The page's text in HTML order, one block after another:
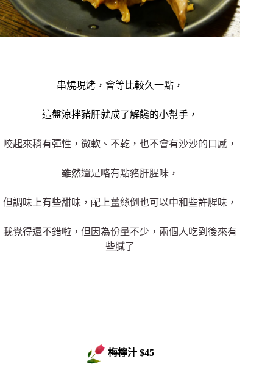
串燒現烤，會等比較久一點，
這盤涼拌豬肝就成了解饞的小幫手，
咬起來稍有彈性，微軟、不乾，也不會有沙沙的口感，
雖然還是略有點豬肝腥味，
但調味上有些甜味，配上薑絲倒也可以中和些許腥味，
我覺得還不錯啦，但因為份量不少，兩個人吃到後來有
些膩了
梅檸汁 $45